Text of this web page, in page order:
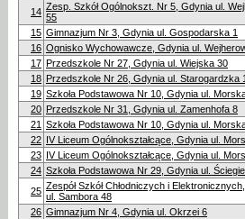
14 Zesp. Szkół Ogólnokszt. Nr 5, Gdynia ul.
55
15 Gimnazjum Nr 3, Gdynia ul. Gospodarska 1
16 Ognisko Wychowawcze, Gdynia ul.
17 Przedszkole Nr 27, Gdynia ul. Wiejska 30
18 Przedszkole Nr 26, Gdynia ul. Starogardzka
19 Szkoła Podstawowa Nr 10, Gdynia ul.
20 Przedszkole Nr 31, Gdynia ul. Zamenhofa 8
21 Szkoła Podstawowa Nr 10, Gdynia ul.
22 IV Liceum Ogólnokształcące, Gdynia ul.
23 IV Liceum Ogólnokształcące, Gdynia ul.
24 Szkoła Podstawowa Nr 29, Gdynia ul.
25 Zespół Szkół Chłodniczych i
ul. Sambora 48
26 Gimnazjum Nr 4, Gdynia ul. Okrzei 6